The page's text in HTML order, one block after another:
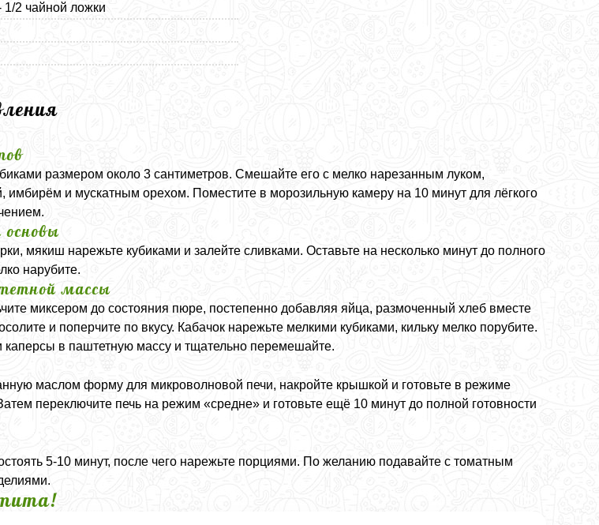
2 чайной ложки
размером около 3 сантиметров. Смешайте его с мелко нарезанным луком,
имбирём и мускатным орехом. Поместите в морозильную камеру на 10 минут для лёгкого
основы
мякиш нарежьте кубиками и залейте сливками. Оставьте на несколько минут до полного
нарубите.
массы
миксером до состояния пюре, постепенно добавляя яйца, размоченный хлеб вместе
и поперчите по вкусу. Кабачок нарежьте мелкими кубиками, кильку мелко порубите.
каперсы в паштетную массу и тщательно перемешайте.
маслом форму для микроволновой печи, накройте крышкой и готовьте в режиме
переключите печь на режим «средне» и готовьте ещё 10 минут до полной готовности
5-10 минут, после чего нарежьте порциями. По желанию подавайте с томатным